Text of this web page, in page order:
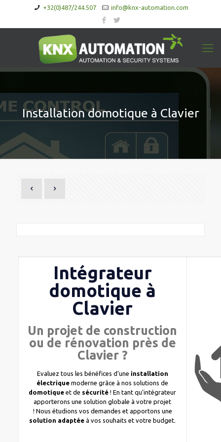
+32(0)487/244.507 info@knx-automation.com
Installation domotique à Clavier
Intégrateur
domotique à
Clavier
Un projet de construction
ou de rénovation près de
Clavier ?
Evaluez tous les bénéfices d’une installation
électrique moderne grâce à nos solutions de
domotique et de sécurité ! En tant qu’intégrateur
apporterons une solution globale à votre projet
! Nous étudions vos demandes et apportons une
solution adaptéeà vos souhaits et votre budget.